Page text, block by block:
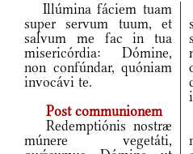
Illúmina fáciem tuam
super servum tuum, et
salvum me fac in tua
misericórdia: Dómine,
non confúndar, quóniam
invocávi te.
Post communionem
Redemptiónis nostræ
múnere vegetáti,